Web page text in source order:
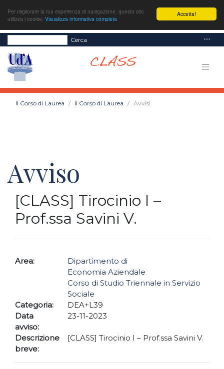
Accetta!
Per migliorare la tua esperienza di navigazione, questo sito
utilizza i cookie. Visualizza informativa completa
Cerca
Il Corso di Laurea Il Corso di Laurea Avvisi
Avviso
[CLASS] Tirocinio I –
Prof.ssa Savini V.
Area:
Dipartimento di
Economia Aziendale
Corso di Studio Triennale in Servizio
Sociale
Categoria:
DEA+L39
Data
avviso:
23-11-2023
Descrizione
breve:
[CLASS] Tirocinio I – Prof.ssa Savini V.